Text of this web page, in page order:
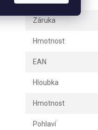
Záruka
Hmotnost
EAN
Hloubka
Hmotnost
Pohlaví